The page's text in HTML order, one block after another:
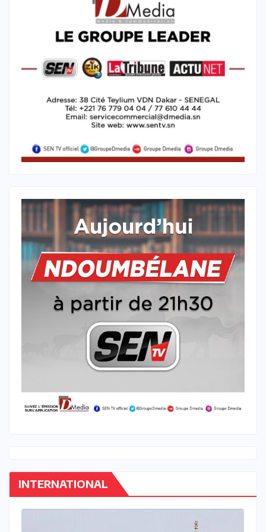
INTERNATIONAL